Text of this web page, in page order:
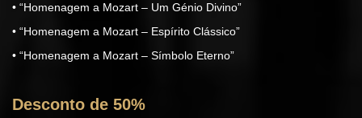
• “Homenagem a Mozart – Um Génio Divino”
• “Homenagem a Mozart – Espírito Clássico”
• “Homenagem a Mozart – Símbolo Eterno”
Desconto de 50%